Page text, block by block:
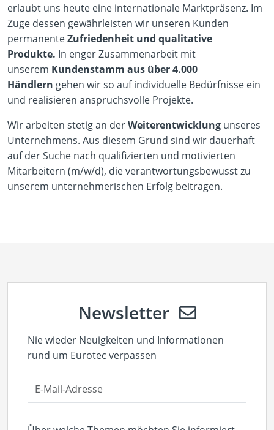
erlaubt uns heute eine internationale Marktpräsenz. Im
Zuge dessen gewährleisten wir unseren Kunden
permanenteZufriedenheit und qualitative
Produkte. In enger Zusammenarbeit mit
unserem Kundenstamm aus über 4.000
Händlern gehen wir so auf individuelle Bedürfnisse ein
und realisieren anspruchsvolle Projekte.
Wir arbeiten stetig an derWeiterentwicklung unseres
Unternehmens. Aus diesem Grund sind wir dauerhaft
auf der Suche nach qualifizierten und motivierten
Mitarbeitern (m/w/d), die verantwortungsbewusst zu
unserem unternehmerischen Erfolg beitragen.
Newsletter
Nie wieder Neuigkeiten und Informationen
rund um Eurotec verpassen